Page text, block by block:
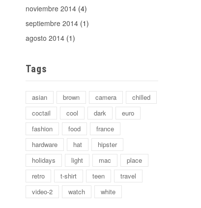
noviembre 2014 (4)
septiembre 2014 (1)
agosto 2014 (1)
Tags
asian brown camera
chilled
coctail
cool dark
euro
fashion
food
france
hardware
hat
hipster
holidays
light mac
place
retro
t-shirt teen
travel
video-2
watch white